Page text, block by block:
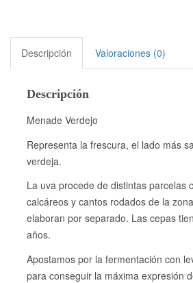
Descripción Valoraciones (0)
Descripción
Menade Verdejo
Representa la frescura, el lado más
verdeja.
La uva procede de distintas parcelas
calcáreos y cantos rodados de la
elaboran por separado. Las cepas
años.
Apostamos por la fermentación con
para conseguir la máxima expresión